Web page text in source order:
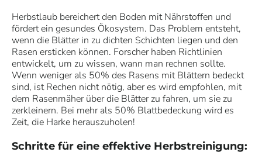
Herbstlaub bereichert den Boden mit Nährstoffen und
fördert ein gesundes Ökosystem. Das Problem entsteht,
wenn die Blätter in zu dichten Schichten liegen und den
Rasen ersticken können. Forscher haben Richtlinien
entwickelt, um zu wissen, wann man rechnen sollte.
Wenn weniger als 50% des Rasens mit Blättern bedeckt
sind, ist Rechen nicht nötig, aber es wird empfohlen, mit
dem Rasenmäherüber die Blätter zu fahren, um sie zu
zerkleinern. Bei mehr als 50% Blattbedeckung wird es
Zeit, die Harke herauszuholen!
Schritte für eine effektive Herbstreinigung: